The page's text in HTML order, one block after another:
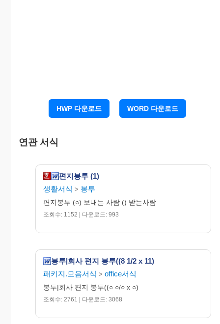
HWP 다운로드 WORD 다운로드
연관 서식
편지봉투 (1)
생활서식 > 봉투
편지봉투 (○) 보내는 사람 () 받는사람
조회수: 1152 | 다운로드: 993
봉투|회사 편지 봉투((8 1/2 x 11)
패키지.모음서식 > office서식
봉투|회사 편지 봉투((○ ○/○ x ○)
조회수: 2761 | 다운로드: 3068